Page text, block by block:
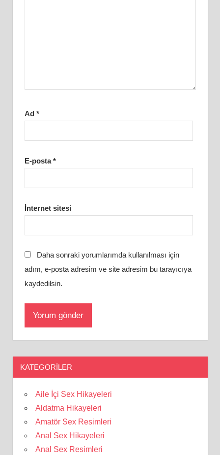
Ad *
E-posta*
İnternet sitesi
Daha sonraki yorumlarımda kullanılması için
adım, e-posta adresim ve site adresim bu tarayıcıya
kaydedilsin.
KATEGORILER
Aile İçi Sex Hikayeleri
Aldatma Hikayeleri
Amatör Sex Resimleri
Anal Sex Hikayeleri
Anal Sex Resimleri